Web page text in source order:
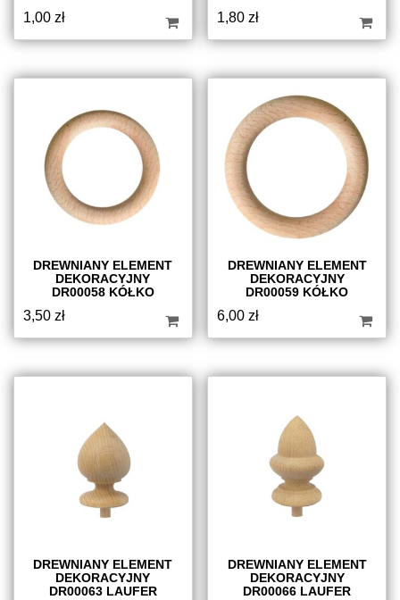
1,00 zł 1,80zł
DREWNIANY ELEMENT
DEKORACYJNY
DR00058 KÓŁKO
3,50 zł
DREWNIANY ELEMENT
DEKORACYJNY
DR00059 KÓŁKO
6,00zł
DREWNIANY ELEMENT
DEKORACYJNY
DR00063 LAUFER
DREWNIANY ELEMENT
DEKORACYJNY
DR00066 LAUFER